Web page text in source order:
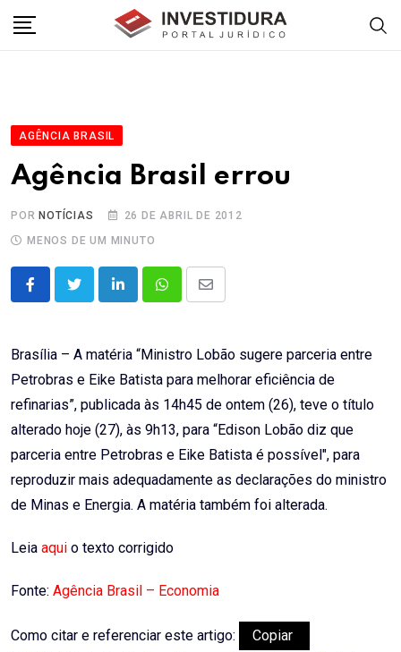
AGÊNCIA BRASIL
Agência Brasil errou
POR NOTÍCIAS
26 DE ABRIL DE 2012
MENOS DE UM MINUTO
LinkedInWhatsappShare
Email
Brasília – A matéria “Ministro Lobão sugere parceria entre
Petrobras e Eike Batista para melhorar eficiência de
refinarias”, publicada às 14h45 de ontem (26), teve o título
alterado hoje (27), às 9h13, para “Edison Lobão diz que
parceria entre Petrobras e Eike Batista é possível", para
reproduzir mais adequadamente as declarações do ministro
de Minas e Energia. A matéria também foi alterada.
Leia aqui o texto corrigido
Fonte: Agência Brasil – Economia
Como citar e referenciar este artigo:
Copiar